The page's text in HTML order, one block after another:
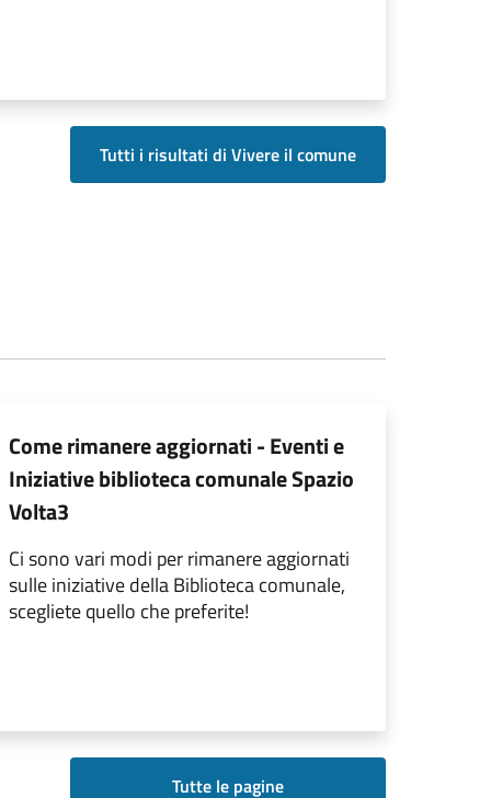
Tutti i risultati di Vivere il comune
Come rimanere aggiornati - Eventi e
Iniziative biblioteca comunale Spazio
Volta3
Ci sono vari modi per rimanere aggiornati
sulle iniziative della Biblioteca comunale,
scegliete quello che preferite!
Tutte le pagine